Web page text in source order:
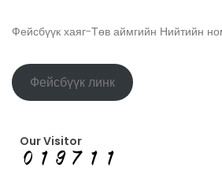
Фейсбүүк хаяг-Төв аймгийн Нийтийн
Фейсбүүк линк
Our Visitor